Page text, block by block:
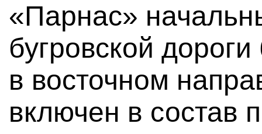
«Парнас»
бугровской
в восточном
включен в состав